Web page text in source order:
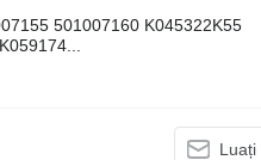
501007160 K045322K55
Luați